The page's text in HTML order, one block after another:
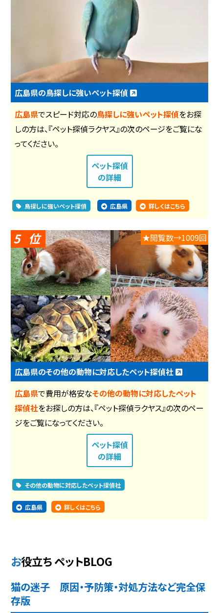
広島県の鳥探しに強いペット探偵
広島県でスピード対応の鳥探しに強いペット探偵をお探
しの方は、『ペット探偵ラクヤス』の次のページをご覧にな
ってください。
ペット探偵
の詳細
鳥探しに強いペット探偵 広島県 詳しくはこちら
5 ★閲覧数→1009回
広島県のその他の動物に対応したペット探偵社
広島県で費用が格安なその他の動物に対応したペット
探偵社をお探しの方は、『ペット探偵ラクヤス』の次のペー
ジをご覧になってください。
ペット探偵
の詳細
その他の動物に対応したペット探偵社
広島県 詳しくはこちら
お役立ち ペットBLOG
猫の迷子 原因・予防策・対処方法など完全保
存版